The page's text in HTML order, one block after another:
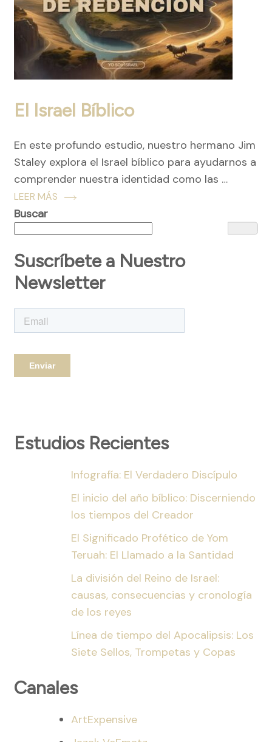
El Israel Bíblico
En este profundo estudio, nuestro hermano Jim
Staley explora el Israel bíblico para ayudarnos a
comprender nuestra identidad como las …
LEER MÁS
Buscar
Suscríbete a Nuestro
Newsletter
Estudios Recientes
Infografía: El Verdadero Discípulo
El inicio del año bíblico: Discerniendo
los tiempos del Creador
El Significado Profético de Yom
Teruah: El Llamado a la Santidad
La división del Reino de Israel:
causas, consecuencias y cronología
de los reyes
Línea de tiempo del Apocalipsis: Los
Siete Sellos, Trompetas y Copas
Canales
ArtExpensive